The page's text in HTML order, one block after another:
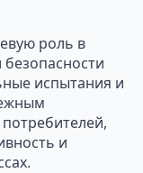
роль в
испытания и
и